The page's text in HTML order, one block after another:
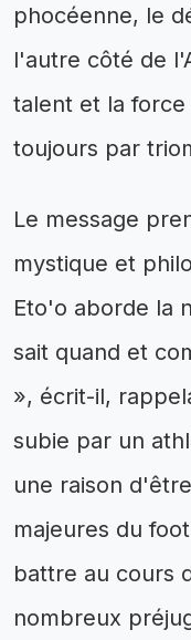
phocéenne, le
l'autre côté de
talent et la
toujours par
Le message
mystique et
Eto'o aborde la
sait quand et
», écrit-il,
subie par un
une raison
majeures du
battre au cours
nombreux